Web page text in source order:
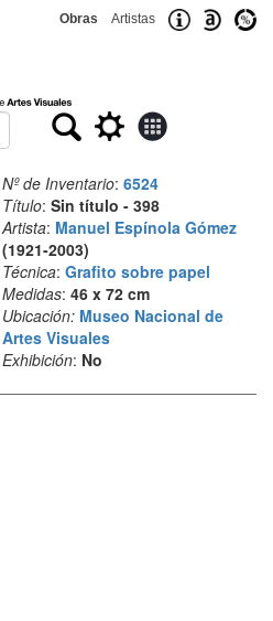
Obras Artistas
Nº de Inventario: 6524
Título: Sin título - 398
Artista: Manuel Espínola Gómez
(1921-2003)
Técnica: Grafito sobre papel
Medidas: 46 x 72 cm
Ubicación: Museo Nacional de
Artes Visuales
Exhibición: No